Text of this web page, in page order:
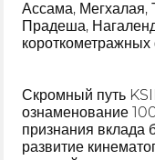
Ассама, Мегхалая,
Прадеша,
Скромный путь
ознаменование
признания вклада
развитие